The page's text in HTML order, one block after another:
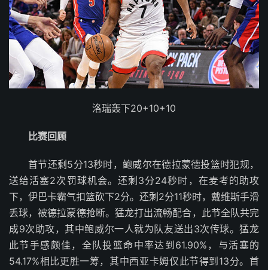
洛瑞轰下20+10+10
比赛回顾
首节还剩5分13秒时，鲍威尔在德拉蒙德投篮时犯规，
送给活塞2次罚球机会。还剩3分24秒时，在麦考的助攻
下，伊巴卡霸气扣篮砍下2分。还剩2分11秒时，戴维斯手滑
丢球，被德拉蒙德抢断。猛龙打出流畅配合，此节全队共完
成9次助攻，其中鲍威尔一人就为队友送出3次传球。猛龙
此节手感颇佳，全队投篮命中率达到61.90%，与活塞的
54.17%相比更胜一筹，其中西亚卡姆仅此节得到13分。首